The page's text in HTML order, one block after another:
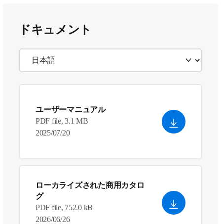
ドキュメント
ユーザーマニュアル
PDF file, 3.1 MB
2025/07/20
ローカライズされた商用カタロ
グ
PDF file, 752.0 kB
2026/06/26